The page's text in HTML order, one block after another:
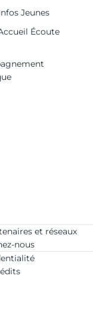
Jeunes
Écoute
et réseaux
nous